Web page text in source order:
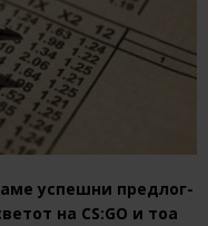
успешни предлог-
на CS:GO и тоа